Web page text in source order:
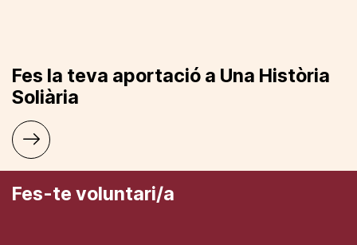
Fes la teva aportació a Una Història
Soliària
Fes-te voluntari/a